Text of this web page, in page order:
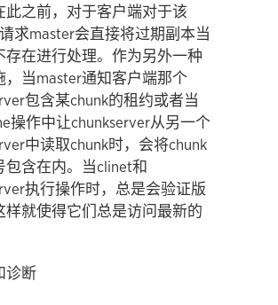
此之前，对于客户端对于该
求master会直接将过期副本当
存在进行处理。作为另外一种
，当master通知客户端那个
包含某chunk的租约或者当
操作中让chunkserver从另一个
中读取chunk时，会将chunk
包含在内。当clinet和
执行操作时，总是会验证版
样就使得它们总是访问最新的
诊断